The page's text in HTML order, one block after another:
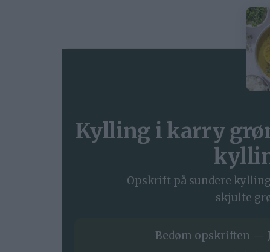
Kylling i karry
Opskrift på sundere
skjulte
Bedøm opskriften —